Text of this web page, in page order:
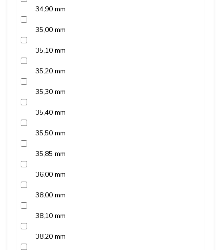
34,90 mm
35,00 mm
35,10 mm
35,20 mm
35,30 mm
35,40 mm
35,50 mm
35,85 mm
36,00 mm
38,00 mm
38,10 mm
38,20 mm